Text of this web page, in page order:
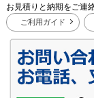
お見積りと納期をご連
ご利用ガイド